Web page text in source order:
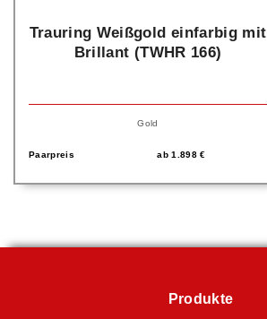
Trauring Weißgold einfarbig mit
Brillant (TWHR 166)
Gold
Paarpreis ab1.898€
Produkte